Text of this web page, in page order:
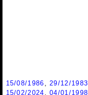
15/08/1986 29/12/1983
15/02/2024 ,04/01/1998